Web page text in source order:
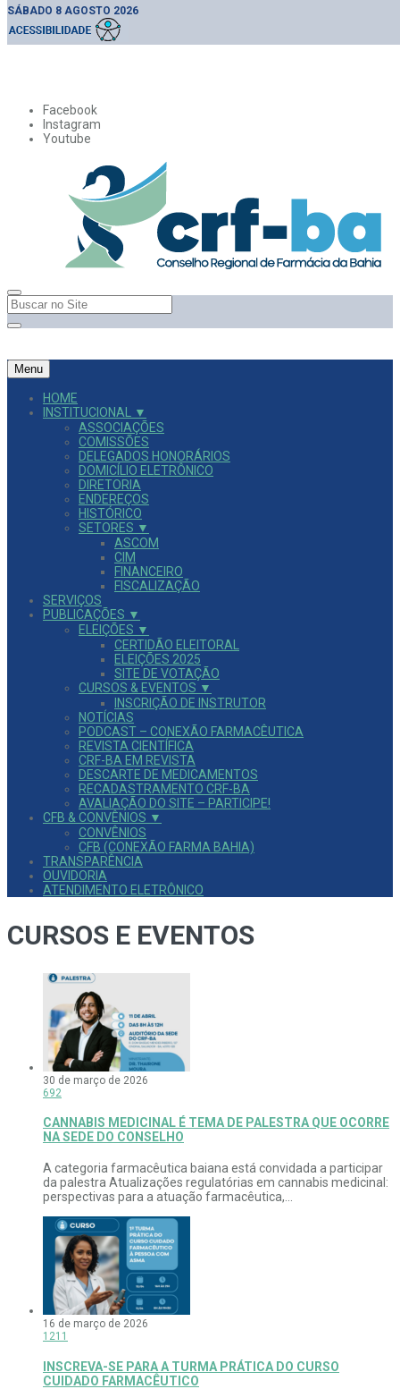
SÁBADO 8 AGOSTO 2026
Facebook
Instagram
Youtube
Menu
HOME
INSTITUCIONAL ▼
ASSOCIAÇÕES
COMISSÕES
DELEGADOS HONORÁRIOS
DOMICÍLIO ELETRÔNICO
DIRETORIA
ENDEREÇOS
HISTÓRICO
SETORES ▼
ASCOM
CIM
FINANCEIRO
FISCALIZAÇÃO
SERVIÇOS
PUBLICAÇÕES ▼
ELEIÇÕES ▼
CERTIDÃO ELEITORAL
ELEIÇÕES 2025
SITE DE VOTAÇÃO
CURSOS & EVENTOS ▼
INSCRIÇÃO DE INSTRUTOR
NOTÍCIAS
PODCAST – CONEXÃO FARMACÊUTICA
REVISTA CIENTÍFICA
CRF-BA EM REVISTA
DESCARTE DE MEDICAMENTOS
RECADASTRAMENTO CRF-BA
AVALIAÇÃO DO SITE – PARTICIPE!
CFB & CONVÊNIOS ▼
CONVÊNIOS
CFB (CONEXÃO FARMA BAHIA)
TRANSPARÊNCIA
OUVIDORIA
ATENDIMENTO ELETRÔNICO
CURSOS E EVENTOS
30 de março de 2026
692
CANNABIS MEDICINAL É TEMA DE PALESTRA QUE OCORRE
NA SEDE DO CONSELHO
A categoria farmacêutica baiana está convidada a participar
da palestra Atualizações regulatórias em cannabis medicinal:
perspectivas para a atuação farmacêutica,...
16 de março de 2026
1211
INSCREVA-SE PARA A TURMA PRÁTICA DO CURSO
CUIDADO FARMACÊUTICO